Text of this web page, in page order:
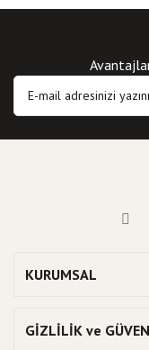
KURUMSAL
GİZLİLİK ve